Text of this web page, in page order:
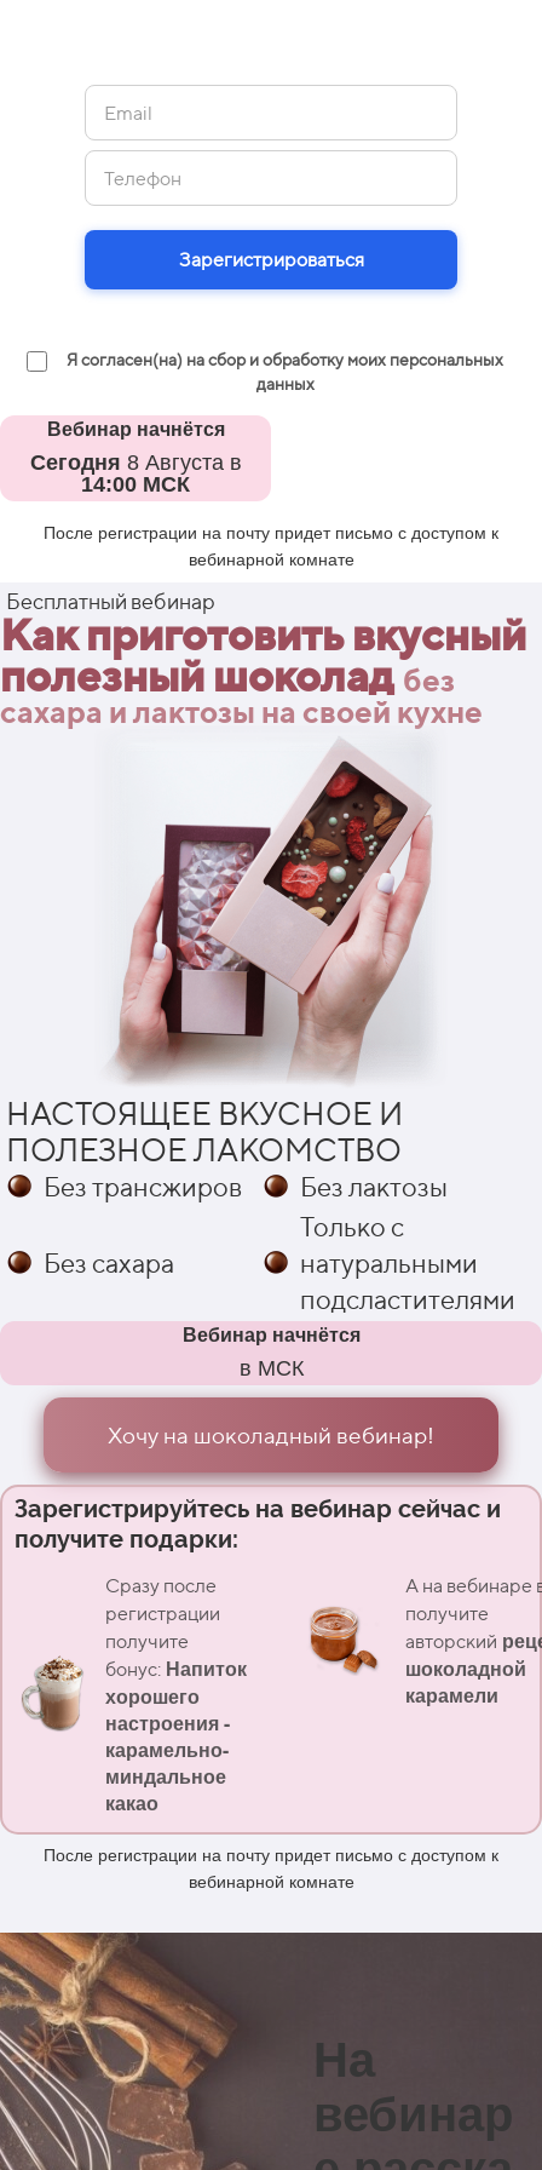
Зарегистрироваться
Я согласен(на) на сбор и обработку моих персональных
данных
Вебинар начнётся
Сегодня 8 Августа в
14:00 МСК
После регистрации на почту придет письмо с доступом к
вебинарной комнате
Бесплатный вебинар
Как приготовить вкусный
полезный шоколадбез
сахара и лактозы на своей кухне
НАСТОЯЩЕЕ ВКУСНОЕ И
ПОЛЕЗНОЕ ЛАКОМСТВО
Без трансжиров Без лактозы
Без сахара
Только с
натуральными
подсластителями
Вебинар начнётся
в МСК
Хочу на шоколадный вебинар!
Зарегистрируйтесь на вебинар сейчас и
получите подарки:
Сразу после
регистрации
получите
бонус: Напиток
хорошего
настроения -
карамельно-
миндальное
какао
А на вебинаре
получите
авторский
шоколадной
карамели
После регистрации на почту придет письмо с доступом к
вебинарной комнате
На
вебинар